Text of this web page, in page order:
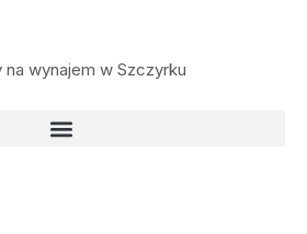
wynajem w Szczyrku